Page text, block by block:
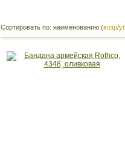
Сортировать по: наименованию (возр/